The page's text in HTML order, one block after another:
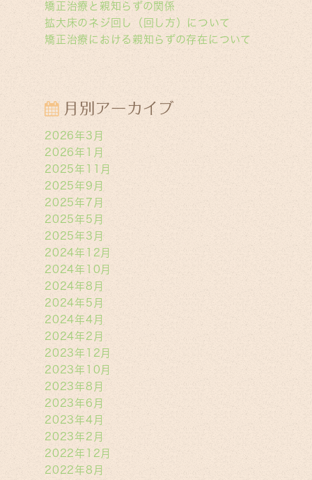
矯正治療と親知らずの関係
拡大床のネジ回し（回し方）について
矯正治療における親知らずの存在について
月別アーカイブ
2026年3月
2026年1月
2025年11月
2025年9月
2025年7月
2025年5月
2025年3月
2024年12月
2024年10月
2024年8月
2024年5月
2024年4月
2024年2月
2023年12月
2023年10月
2023年8月
2023年6月
2023年4月
2023年2月
2022年12月
2022年8月